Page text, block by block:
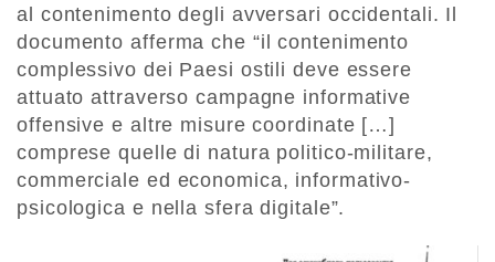
al contenimento degli avversari occidentali. Il
documento afferma che “il contenimento
complessivo dei Paesi ostili deve essere
attuato attraverso campagne informative
offensive e altre misure coordinate […]
comprese quelle di natura politico-militare,
commerciale ed economica, informativo-
psicologica e nella sfera digitale”.